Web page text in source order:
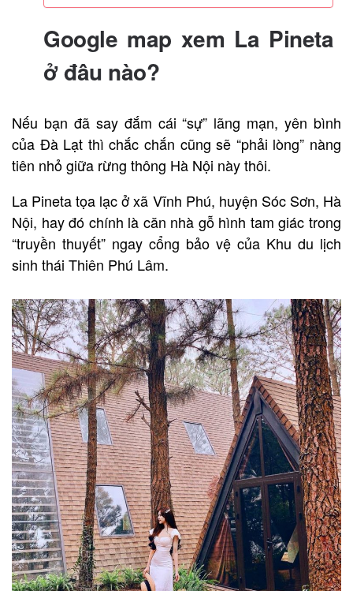
Google map xem La Pineta
ở đâu nào?
Nếu bạn đã say đắm cái “sự” lãng mạn, yên bình
của Đà Lạt thì chắc chắn cũng sẽ “phải lòng” nàng
tiên nhỏ giữa rừng thông Hà Nội này thôi.
La Pineta tọa lạc ở xã Vĩnh Phú, huyện Sóc Sơn, Hà
Nội, hay đó chính là căn nhà gỗ hình tam giác trong
“truyền thuyết” ngay cổng bảo vệ của Khu du lịch
sinh thái Thiên Phú Lâm.